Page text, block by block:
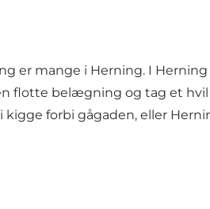
er mange i Herning. I Herning
flotte belægning og tag et
kigge forbi gågaden, eller